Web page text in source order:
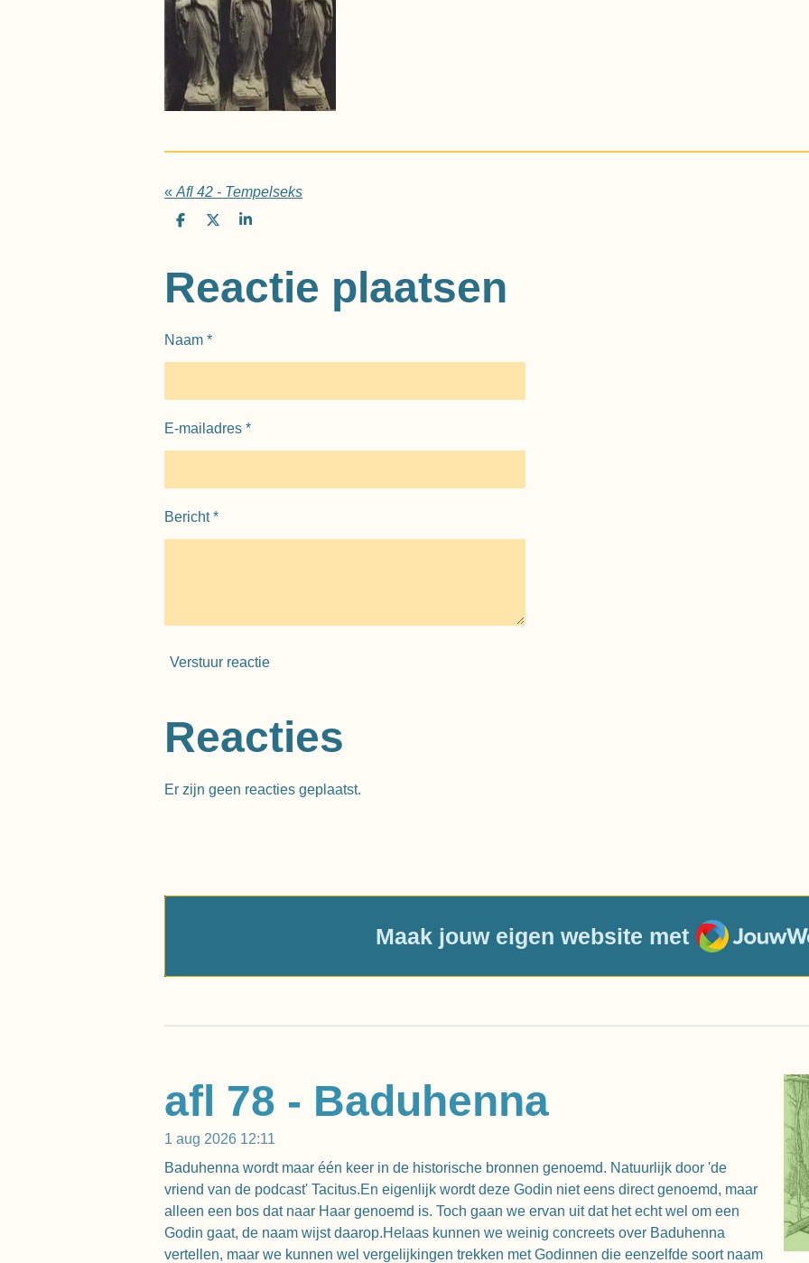
« Afl 42 - Tempelseks
D
n
D
S
e
Reactie plaatsen
Naam *
E-mailadres *
Bericht *
Verstuur reactie
Reacties
Er zijn geen reacties geplaatst.
Maak jouw eigen website met JouwWeb
afl 78 - Baduhenna
1 aug 2026 12:11
Baduhenna wordt maar één keer in de historische bronnen genoemd. Natuurlijk door 'de
vriend van de podcast' Tacitus.En eigenlijk wordt deze Godin niet eens direct genoemd, maar
alleen een bos dat naar Haar genoemd is. Toch gaan we ervan uit dat het echt wel om een
Godin gaat, de naam wijst daarop.Helaas kunnen we weinig concreets over Baduhenna
vertellen, maar we kunnen wel vergelijkingen trekken met Godinnen die eenzelfde soort naam